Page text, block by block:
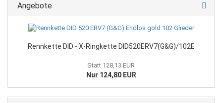
Angebote
Rennkette DID - X-Ringkette DID520ERV7(G&G)/102E
Statt 128,13 EUR
Nur 124,80 EUR